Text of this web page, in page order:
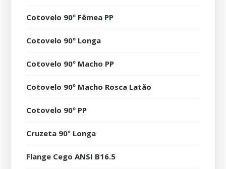
Cotovelo 90º Fêmea PP
Cotovelo 90º Longa
Cotovelo 90º Macho PP
Cotovelo 90º Macho Rosca Latão
Cotovelo 90º PP
Cruzeta 90º Longa
Flange Cego ANSI B16.5